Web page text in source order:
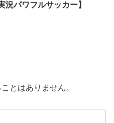
況パワフルサッカー】
とはありません。